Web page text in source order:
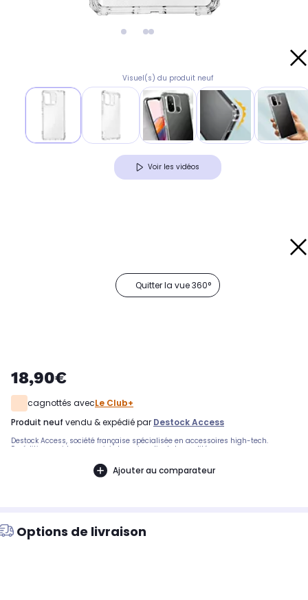
Visuel(s) du produit neuf
Voir les vidéos
Quitter la vue 360°
18,90€
cagnottés avecLe Club+
produit neuf vendu & expédié par Destock Access
Destock Access, société française spécialisée en accessoires high-tech.
Expédition rapide avec suivi et service client de qualité.
Ajouter au comparateur
Options de livraison